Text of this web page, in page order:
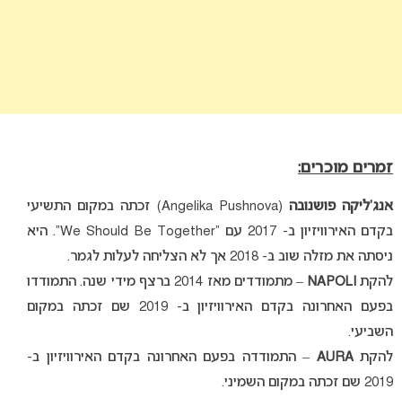
זמרים מוכרים:
אנג’ליקה פושנובה
(Angelika Pushnova) זכתה במקום התשיעי
בקדם האירוויזיון ב- 2017 עם “We Should Be Together”. היא
ניסתה את מזלה שוב ב- 2018 אך לא הצליחה לעלות לגמר.
להקת NAPOLI
– מתמודדים מאז 2014 ברצף מידי שנה. התמודדו
בפעם האחרונה בקדם האירוויזיון ב- 2019 שם זכתה במקום
השביעי.
להקתAURA – התמודדה בפעם האחרונה בקדם האירוויזיון ב-
2019 שם זכתה במקום השמיני.